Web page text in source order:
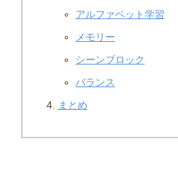
アルファベット学習
メモリー
シーンブロック
バランス
まとめ